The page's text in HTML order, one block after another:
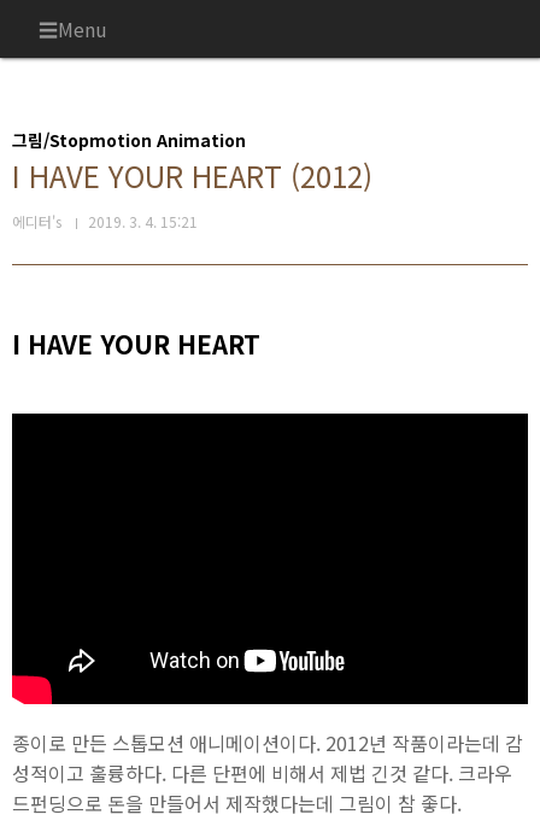
Menu
그림/Stopmotion Animation
I HAVE YOUR HEART (2012)
에디터's 2019. 3. 4. 15:21
I HAVE YOUR HEART
종이로 만든 스톱모션 애니메이션이다. 2012년 작품이라는데 감
성적이고 훌륭하다. 다른 단편에 비해서 제법 긴것 같다. 크라우
드펀딩으로 돈을 만들어서 제작했다는데 그림이 참 좋다.